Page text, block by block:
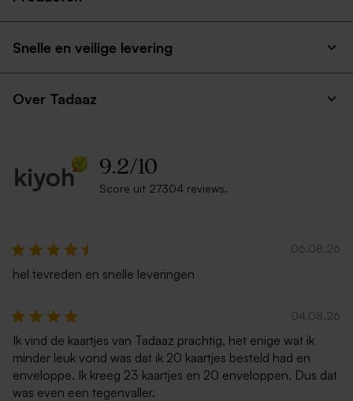
Snelle en veilige levering
Over Tadaaz
9.2/10
Score uit 27304 reviews.
06.08.26
hel tevreden en snelle leveringen
04.08.26
Ik vind de kaartjes van Tadaaz prachtig, het enige wat ik
minder leuk vond was dat ik 20 kaartjes besteld had en
enveloppe. Ik kreeg 23 kaartjes en 20 enveloppen. Dus dat
was even een tegenvaller.